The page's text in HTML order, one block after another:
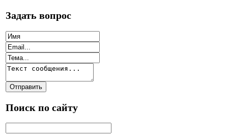
Задать вопрос
Поиск по сайту